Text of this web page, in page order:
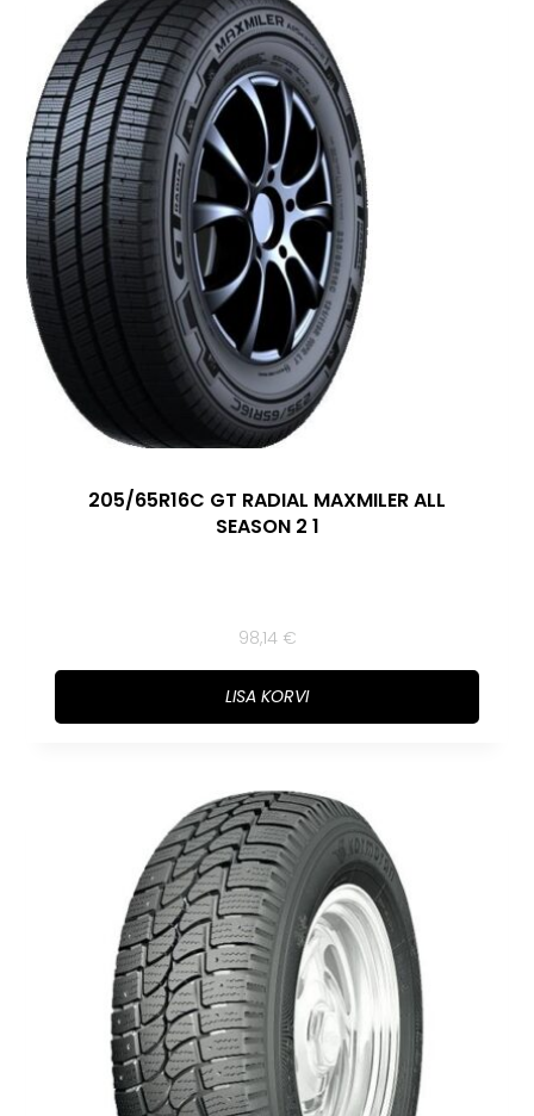
205/65R16C GT RADIAL MAXMILER ALL
SEASON 2 1
98,14 €
LISA KORVI